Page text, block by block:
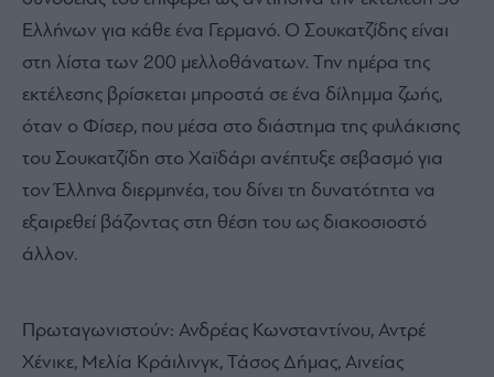
Ελλήνων για κάθε ένα Γερμανό. Ο Σουκατζίδης είναι
στη λίστα των 200 μελλοθάνατων. Την ημέρα της
εκτέλεσης βρίσκεται μπροστά σε ένα δίλημμα ζωής,
όταν ο Φίσερ, που μέσα στο διάστημα της φυλάκισης
του Σουκατζίδη στο Χαϊδάρι ανέπτυξε σεβασμό για
τον Έλληνα διερμηνέα, του δίνει τη δυνατότητα να
εξαιρεθεί βάζοντας στη θέση του ως διακοσιοστό
άλλον.
Πρωταγωνιστούν: Ανδρέας Κωνσταντίνου, Αντρέ
Χένικε, Μελία Κράιλινγκ, Τάσος Δήμας, Αινείας